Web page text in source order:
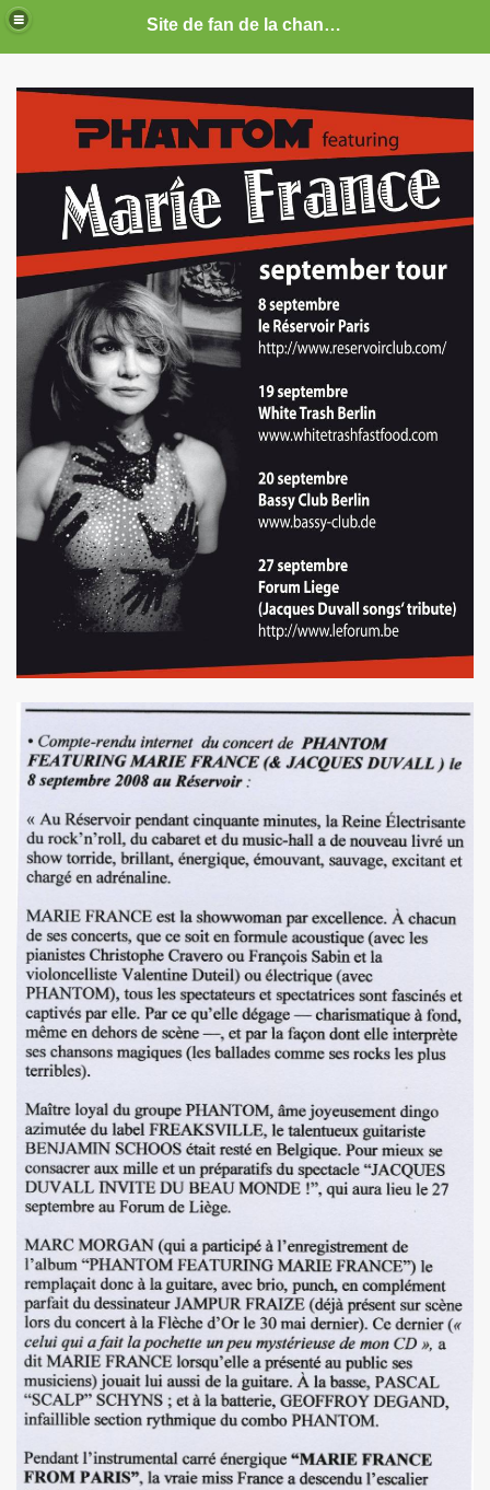
Site de fan de la chanteuse Marie France
: photos, documents, tracts, interviews, articles, etc.
2019 a decembre 2026.
2017 a decembre 2019.
2016 a decembre 2016.
2015 a juin 2016.
2015 a decembre 2015.
a juin 2015.
2014 a decembre 2014.
2014 a juin 2014.
2013 a decembre 2013.
2012 a juin 2013.
2011 a juin 2012.
2011 a juin 2011.
2010 a decembre 2010.
2010 a juin 2010.
2009 a decembre 2009.
2008 a decembre 2008.
1977 a 1983.
(et courrier des lecteurs de "JUKE
MARIE FRANCE parus entre 2006 et 2012.
setlists.
fanzine L ORDONNANCE (2004).
: concerts, spectacles, expositions, cabaret, etc.
"AJASPHERE" le 28 octobre 2025 au Petit Bain (75013
"OK KO" le 16 octobre 2025 au Zenith (Paris) : chronique
UNKNOWN" le 27 septembre 2025 a Gouvieux (60) :